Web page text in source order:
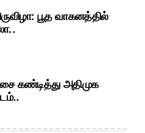
பூத வாகனத்தில்
கண்டித்து அதிமுக